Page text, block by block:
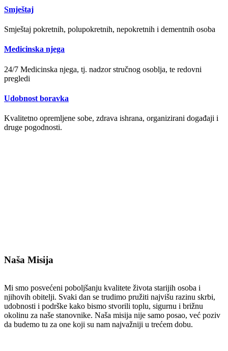
Smještaj
Smještaj pokretnih, polupokretnih, nepokretnih i dementnih osoba
Medicinska njega
24/7 Medicinska njega, tj. nadzor stručnog osoblja, te redovni
pregledi
Udobnost boravka
Kvalitetno opremljene sobe, zdrava ishrana, organizirani događaji i
druge pogodnosti.
Naša Misija
Mi smo posvećeni poboljšanju kvalitete života starijih osoba i
njihovih obitelji. Svaki dan se trudimo pružiti najvišu razinu skrbi,
udobnosti i podrške kako bismo stvorili toplu, sigurnu i brižnu
okolinu za naše stanovnike. Naša misija nije samo posao, već poziv
da budemo tu za one koji su nam najvažniji u trećem dobu.